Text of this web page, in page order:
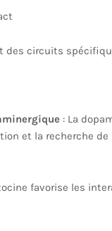
des circuits
: La
et la recherche de
favorise les